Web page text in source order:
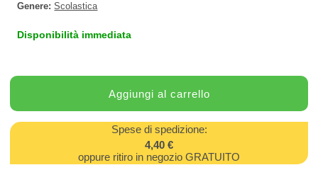
Genere:Scolastica
Disponibilità immediata
Spese di spedizione:
4,40 €
oppure ritiro in negozio GRATUITO